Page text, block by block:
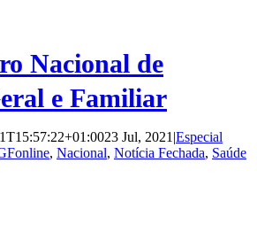
Nacional de
e Familiar
23 Jul, 2021 |Especial
, Nacional, Notícia Fechada, Saúde